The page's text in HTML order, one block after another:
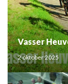
2 oktober 2025